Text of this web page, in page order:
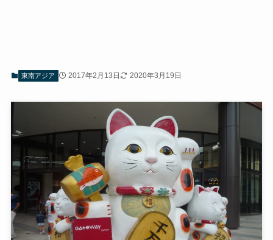
東南アジア 2017年2月13日 2020年3月19日